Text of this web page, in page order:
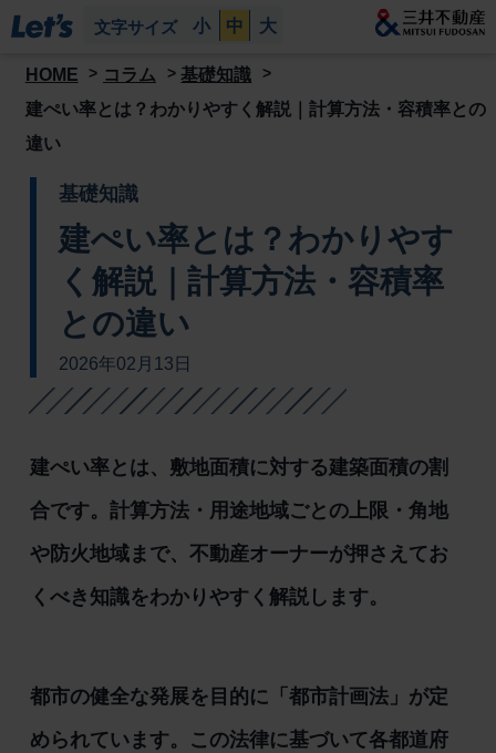
文字サイズ 小 中 大
HOME コラム
基礎知識
建ぺい率とは？わかりやすく解説｜計算方法・容積率との
違い
基礎知識
建ぺい率とは？わかりやす
く解説｜計算方法・容積率
との違い
2026年02月13日
建ぺい率とは、敷地面積に対する建築面積の割
合です。計算方法・用途地域ごとの上限・角地
や防火地域まで、不動産オーナーが押さえてお
くべき知識をわかりやすく解説します。
都市の健全な発展を目的に「都市計画法」が定
められています。この法律に基づいて各都道府